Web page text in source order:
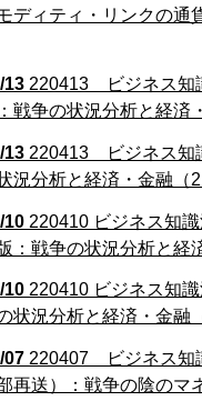
ディティ・リンクの通
13 220413 ビジネス知
戦争の状況分析と経済
13 220413 ビジネス知
況分析と経済・金融（2
10 220410 ビジネス知
：戦争の状況分析と経
10 220410 ビジネス知
状況分析と経済・金融
07 220407 ビジネス知
再送）：戦争の陰のマ